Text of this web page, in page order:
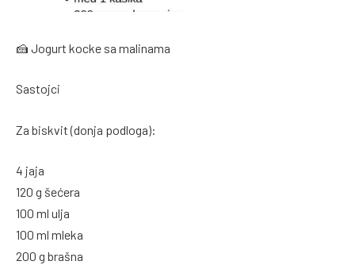
🍰 Jogurt kocke sa malinama
Sastojci
Za biskvit (donja podloga):
4 jaja
120 g šećera
100 ml ulja
100 ml mleka
200 g brašna